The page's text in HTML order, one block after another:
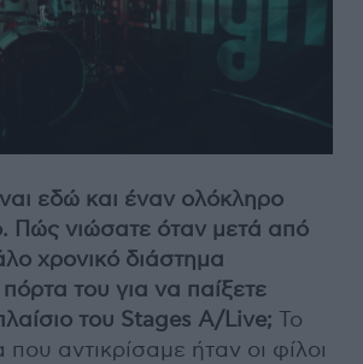
εδώ και έναν ολόκληρο
Πώς νιώσατε όταν μετά από
χρονικό διάστημα
του για να παίξετε
του Stages A/Live; Το
αντικρίσαμε ήταν οι φίλοι